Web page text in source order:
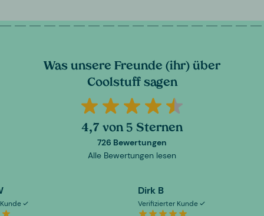
Was unsere Freunde (ihr) über
Coolstuff sagen
4,7 von 5 Sternen
726 Bewertungen
Alle Bewertungen lesen
Dirk B
Verifizierter Kunde